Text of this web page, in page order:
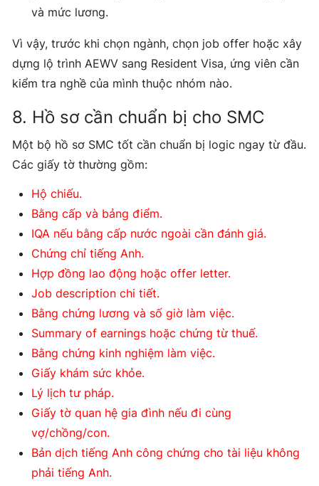
và mức lương.
Vì vậy, trước khi chọn ngành, chọn job offer hoặc xây
dựng lộ trình AEWV sang Resident Visa, ứng viên cần
kiểm tra nghề của mình thuộc nhóm nào.
8. Hồ sơ cần chuẩn bị cho SMC
Một bộ hồ sơ SMC tốt cần chuẩn bị logic ngay từ đầu.
Các giấy tờ thường gồm:
Hộ chiếu.
Bằng cấp và bảng điểm.
IQA nếu bằng cấp nước ngoài cần đánh giá.
Chứng chỉ tiếng Anh.
Hợp đồng lao động hoặc offer letter.
Job description chi tiết.
Bằng chứng lương và số giờ làm việc.
Summary of earnings hoặc chứng từ thuế.
Bằng chứng kinh nghiệm làm việc.
Giấy khám sức khỏe.
Lý lịch tư pháp.
Giấy tờ quan hệ gia đình nếu đi cùng
vợ/chồng/con.
Bản dịch tiếng Anh công chứng cho tài liệu không
phải tiếng Anh.